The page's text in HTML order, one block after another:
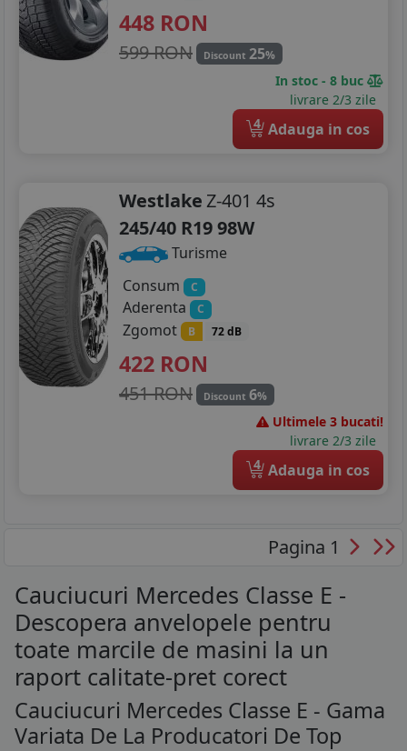
448 RON
599 RON Discount 25%
In stoc - 8 buc
livrare 2/3 zile
4 Adauga in cos
WestlakeZ-401 4s
245/40 R19 98W
Turisme
Consum
C
Aderenta C
Zgomot B 72 dB
422 RON
451 RON Discount 6%
Ultimele 3 bucati!
livrare 2/3 zile
4 Adauga in cos
Pagina 1
Cauciucuri Mercedes Classe E -
Descopera anvelopele pentru
toate marcile de masini la un
raport calitate-pret corect
Cauciucuri Mercedes Classe E - Gama
Variata De La Producatori De Top